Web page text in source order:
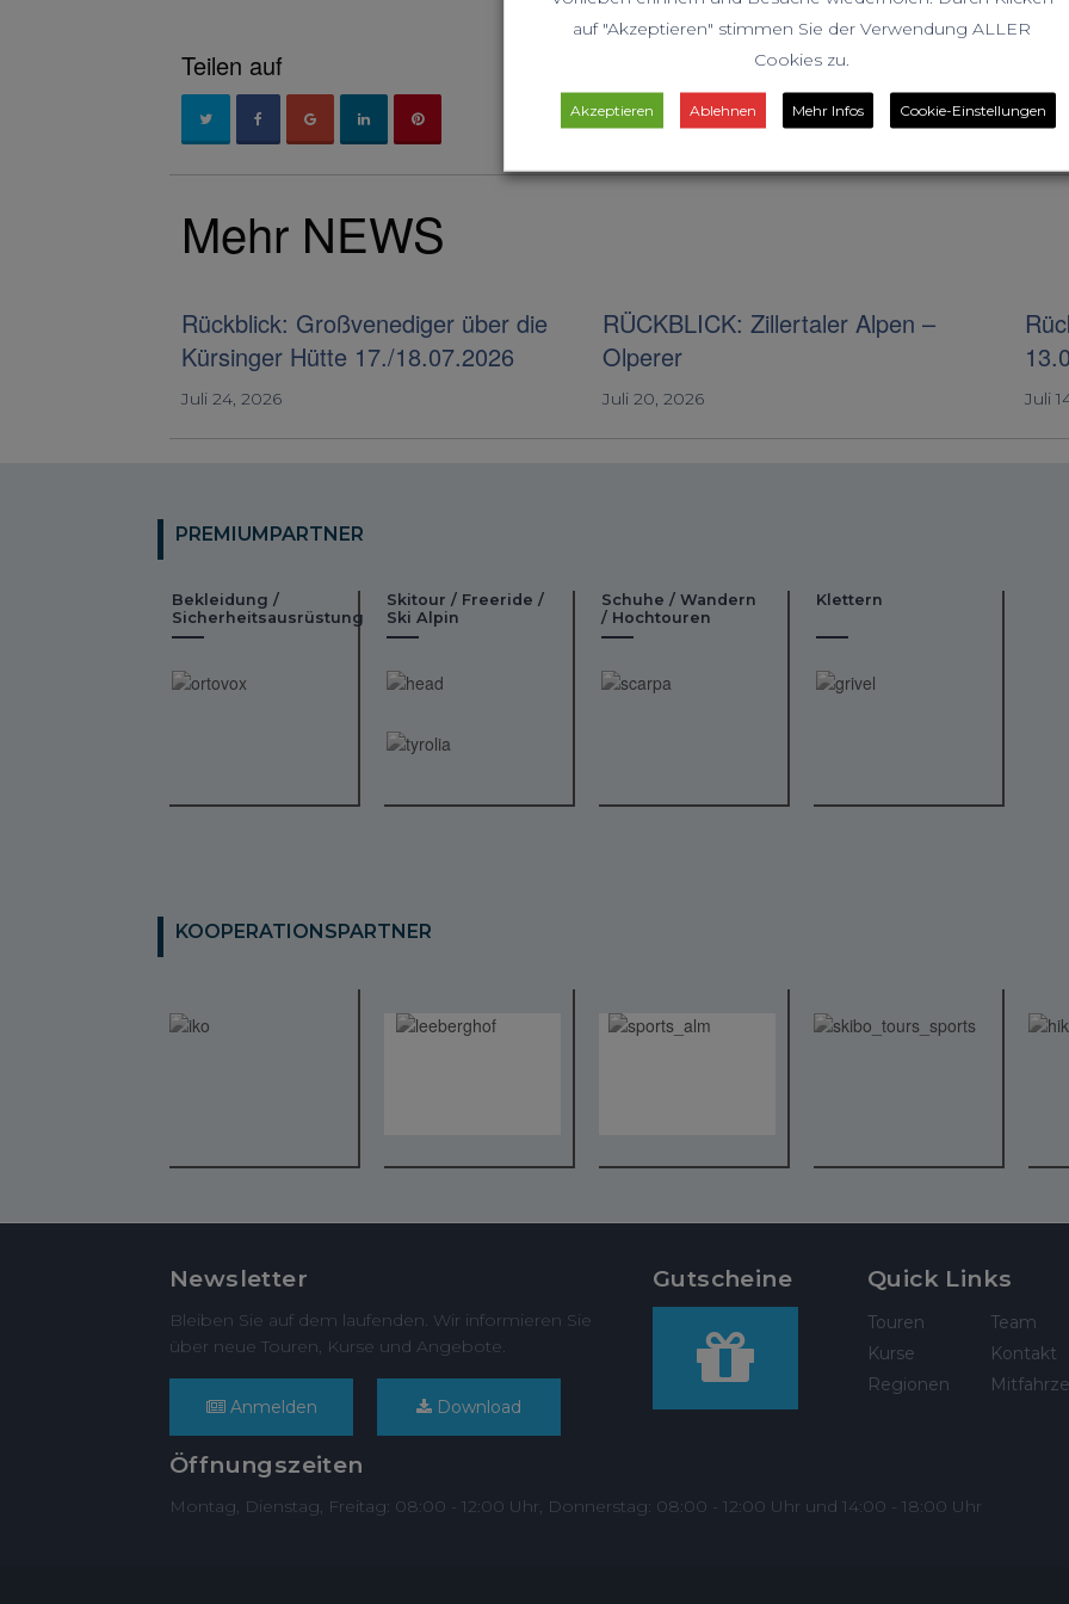
Teilen auf
Mehr NEWS
Rückblick: Großvenediger über die
Kürsinger Hütte 17./18.07.2026
Juli 24, 2026
RÜCKBLICK: Zillertaler Alpen –
Olperer
Juli 20, 2026 Juli
PREMIUMPARTNER
Bekleidung /
Sicherheitsausrüstung
Skitour / Freeride /
Ski Alpin
Schuhe / Wandern
/ Hochtouren
Klettern
KOOPERATIONSPARTNER
Newsletter
Bleiben Sie auf dem laufenden. Wir informieren Sie
über neue Touren, Kurse und Angebote.
Anmelden Download
Gutscheine Quick Links
Touren
Kurse
Regionen
Team
Kontakt
Öffnungszeiten
Montag, Dienstag, Freitag: 08:00 - 12:00 Uhr, Donnerstag: 08:00 - 12:00 Uhr und 14:00 - 18:00 Uhr
auf "Akzeptieren" stimmen Sie der Verwendung ALLER
Cookies zu.
Akzeptieren Ablehnen Mehr Infos Cookie-Einstellungen